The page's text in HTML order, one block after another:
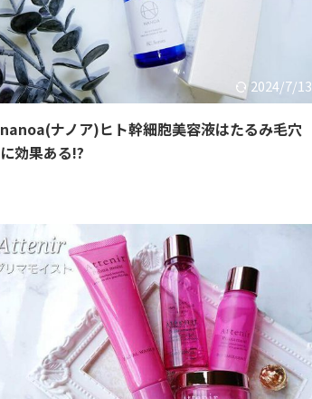
2024/7/13
nanoa(ナノア)ヒト幹細胞美容液はたるみ毛穴
に効果ある!?